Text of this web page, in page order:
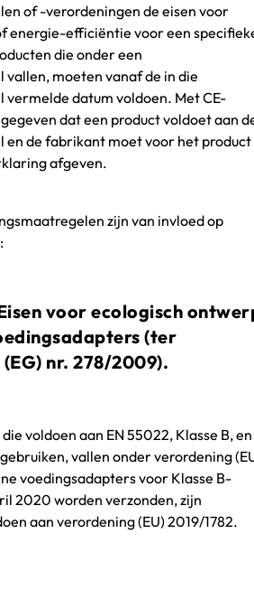
of -verordeningen de eisen voor
energie-efficiëntie voor een
die onder een
moeten vanaf de in die
datum voldoen. Met CE-
dat een product voldoet aan
de fabrikant moet voor het product
afgeven.
zijn van invloed op
voor ecologisch
(ter
nr. 278/2009).
voldoen aan EN 55022, Klasse B, en
vallen onder verordening
voedingsadapters voor Klasse B-
2020 worden verzonden, zijn
aan verordening (EU) 2019/1782.